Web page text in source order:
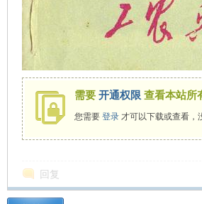
需要 开通权限 查看本站所
您需要 登录才可以下载或查看，
回复